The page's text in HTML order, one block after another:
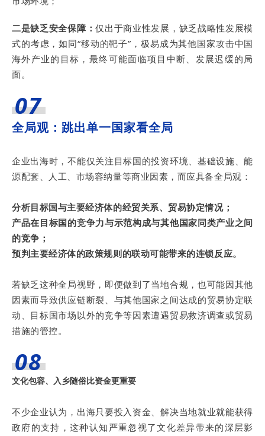
二是缺乏安全保障：仅出于商业性发展，缺乏战略性发展模
式的考虑，如同“移动的靶子”，极易成为其他国家攻击中国
海外产业的目标，最终可能面临项目中断、发展迟缓的局
面。
07
全局观：跳出单一国家看全局
企业出海时，不能仅关注目标国的投资环境、基础设施、能
源配套、人工、市场容纳量等商业因素，而应具备全局观：
分析目标国与主要经济体的经贸关系、贸易协定情况；
产品在目标国的竞争力与示范构成与其他国家同类产业之间
的竞争；
预判主要经济体的政策规则的联动可能带来的连锁反应。
若缺乏这种全局视野，即便做到了当地合规，也可能因其他
因素而导致供应链断裂、与其他国家之间达成的贸易协定联
动、目标国市场以外的竞争等因素遭遇贸易救济调查或贸易
措施的管控。
08
文化包容、入乡随俗比资金更重要
不少企业认为，出海只要投入资金、解决当地就业就能获得
政府的支持，这种认知严重忽视了文化差异带来的深层影